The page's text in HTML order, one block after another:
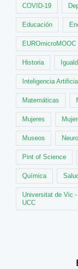
COVID-19
Educación
EUROmicroMOOC
Historia
Inteligencia
Matemáticas
Mujeres
Museos
Pint of Science
Química
Universitat de Vic
UCC